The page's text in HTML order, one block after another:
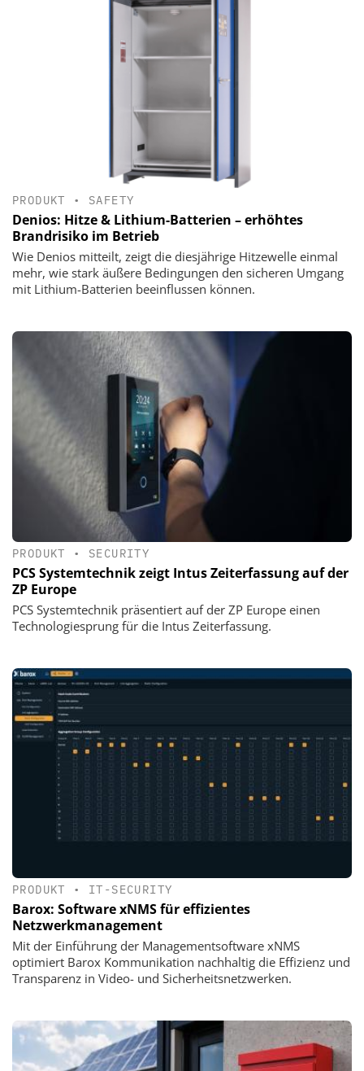
PRODUKT • SAFETY
Denios: Hitze & Lithium-Batterien – erhöhtes
Brandrisiko im Betrieb
Wie Denios mitteilt, zeigt die diesjährige Hitzewelle einmal
mehr, wie stark äußere Bedingungen den sicheren Umgang
mit Lithium-Batterien beeinflussen können.
PRODUKT • SECURITY
PCS Systemtechnik zeigt Intus Zeiterfassung auf der
ZP Europe
PCS Systemtechnik präsentiert auf der ZP Europe einen
Technologiesprung für die Intus Zeiterfassung.
PRODUKT • IT-SECURITY
Barox: Software xNMS für effizientes
Netzwerkmanagement
Mit der Einführung der Managementsoftware xNMS
optimiert Barox Kommunikation nachhaltig die Effizienz und
Transparenz in Video- und Sicherheitsnetzwerken.